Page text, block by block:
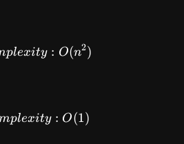
TimeComplexity: O(n^2)
plexity : O(n2)
SpaceComplexity: O(1)
plexity : O(1)